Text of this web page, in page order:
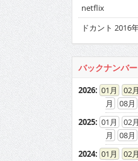
netflix
ドカント 2016
バックナンバー
2026: 01 02
08
2025: 01 02
08
2024: 01 02